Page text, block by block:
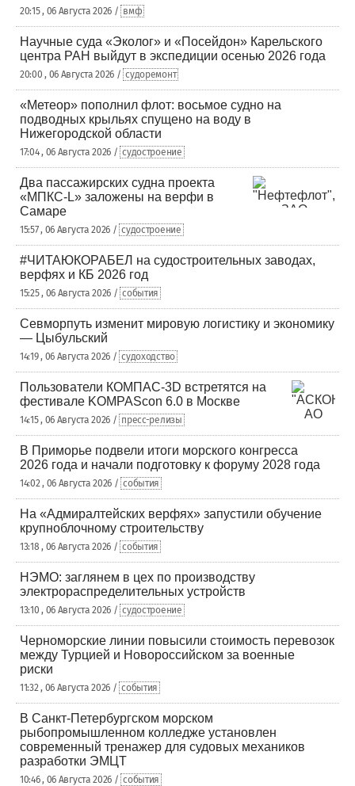
20:15 , 06 Августа 2026 / вмф
Научные суда «Эколог» и «Посейдон» Карельского
центра РАН выйдут в экспедиции осенью 2026 года
20:00 , 06 Августа 2026 / судоремонт
«Метеор» пополнил флот: восьмое судно на
подводных крыльях спущено на воду в
Нижегородской области
17:04 , 06 Августа 2026 / судостроение
Два пассажирских судна проекта
«МПКС-L» заложены на верфи в
Самаре
15:57 , 06 Августа 2026 / судостроение
#ЧИТАЮКОРАБЕЛ на судостроительных заводах,
верфях и КБ 2026 год
15:25 , 06 Августа 2026 / события
Севморпуть изменит мировую логистику и экономику
— Цыбульский
14:19 , 06 Августа 2026 / судоходство
Пользователи КОМПАС-3D встретятся на
фестивале KOMPAScon 6.0 в Москве
14:15 , 06 Августа 2026 / пресс-релизы
В Приморье подвели итоги морского конгресса
2026 года и начали подготовку к форуму 2028 года
14:02 , 06 Августа 2026 / события
На «Адмиралтейских верфях» запустили обучение
крупноблочному строительству
13:18 , 06 Августа 2026 / события
НЭМО: заглянем в цех по производству
электрораспределительных устройств
13:10 , 06 Августа 2026 / судостроение
Черноморские линии повысили стоимость перевозок
между Турцией и Новороссийском за военные
риски
11:32 , 06 Августа 2026 / события
В Санкт-Петербургском морском
рыбопромышленном колледже установлен
современный тренажер для судовых механиков
разработки ЭМЦТ
10:46 , 06 Августа 2026 / события